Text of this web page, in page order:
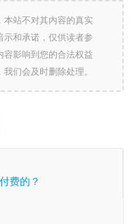
本站不对其内容的真实
示和承诺，仅供读者参
容影响到您的合法权益
们会及时删除处理。
费的？